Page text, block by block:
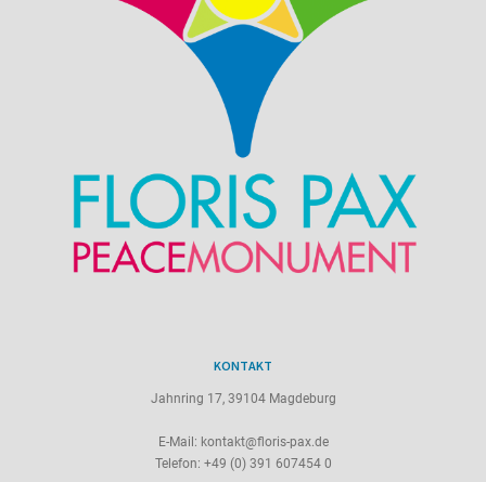
KONTAKT
Jahnring 17, 39104 Magdeburg
E-Mail: kontakt@floris-pax.de
Telefon: +49 (0) 391 607454 0